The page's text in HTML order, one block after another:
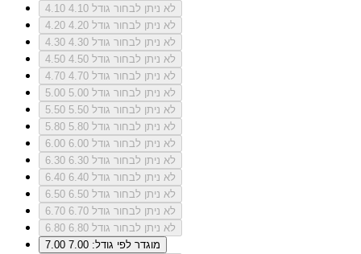
4.10
לא ניתן לבחור גודל 4.10
4.20
לא ניתן לבחור גודל 4.20
4.30
לא ניתן לבחור גודל 4.30
4.50
לא ניתן לבחור גודל 4.50
4.70
לא ניתן לבחור גודל 4.70
5.00
לא ניתן לבחור גודל 5.00
5.50
לא ניתן לבחור גודל 5.50
5.80
לא ניתן לבחור גודל 5.80
6.00
לא ניתן לבחור גודל 6.00
6.30
לא ניתן לבחור גודל 6.30
6.40
לא ניתן לבחור גודל 6.40
6.50
לא ניתן לבחור גודל 6.50
6.70
לא ניתן לבחור גודל 6.70
6.80
לא ניתן לבחור גודל 6.80
7.00
מוגדר לפי גודל: 7.00